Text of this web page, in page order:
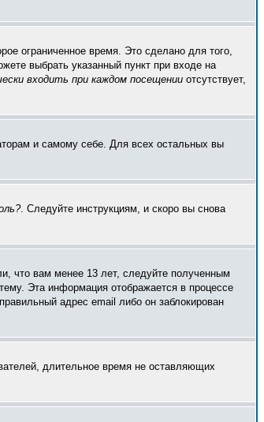
ограниченное время. Это сделано для того,
выбрать указанный пункт при входе на
входить при каждом посещении отсутствует,
и самому себе. Для всех остальных вы
. Следуйте инструкциям, и скоро вы снова
что вам менее 13 лет, следуйте полученным
Эта информация отображается в процессе
адрес email либо он заблокирован
длительное время не оставляющих